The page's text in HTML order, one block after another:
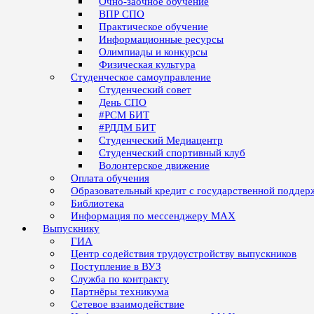
ВПР СПО
Практическое обучение
Информационные ресурсы
Олимпиады и конкурсы
Физическая культура
Студенческое самоуправление
Студенческий совет
День СПО
#РСМ БИТ
#РДДМ БИТ
Студенческий Медиацентр
Студенческий спортивный клуб
Волонтерское движение
Оплата обучения
Образовательный кредит с государственной
Библиотека
Информация по мессенджеру MAX
Выпускнику
ГИА
Центр содействия трудоустройству выпускников
Поступление в ВУЗ
Служба по контракту
Партнёры техникума
Сетевое взаимодействие